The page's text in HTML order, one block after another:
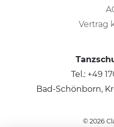
Vertrag
Tel.: +49
Bad-Schönborn,
© 2026